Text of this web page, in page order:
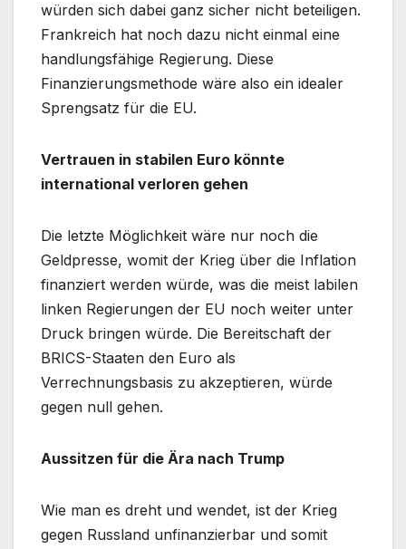
würden sich dabei ganz sicher nicht beteiligen.
Frankreich hat noch dazu nicht einmal eine
handlungsfähige Regierung. Diese
Finanzierungsmethode wäre also ein idealer
Sprengsatz für die EU.
Vertrauen in stabilen Euro könnte
international verloren gehen
Die letzte Möglichkeit wäre nur noch die
Geldpresse, womit der Krieg über die Inflation
finanziert werden würde, was die meist labilen
linken Regierungen der EU noch weiter unter
Druck bringen würde. Die Bereitschaft der
BRICS-Staaten den Euro als
Verrechnungsbasis zu akzeptieren, würde
gegen null gehen.
Aussitzen für die Ära nach Trump
Wie man es dreht und wendet, ist der Krieg
gegen Russland unfinanzierbar und somit